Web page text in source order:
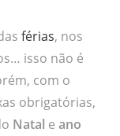
férias, nos
isso não é
com o
obrigatórias,
Natal eano